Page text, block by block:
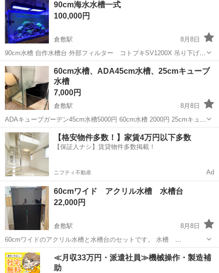
90cm海水水槽一式
100,000円
倉敷駅
8月8日
90cm水槽 自作水槽台 外部フィルター コトブキSV1200X 吊り下げ式
ライト2個 水流ポンプ MAXSPECT MJ GF2K プロテインスキマー
海道河童大 替えのフィルター、ウッドストーン有 ジャンクプロテイ
ンスキ...
岡山 倉敷市 倉敷駅 水槽
60cm水槽、ADA45cm水槽、25cmキューブ
水槽
7,000円
倉敷駅
8月8日
ADAキューブガーデン45cm水槽5000円 60cm水槽 2000円 25cmキュー
ブ水槽500円 3本まとめて購入いただける方は7000円でよろしくお願い
いたします。 25cmキューブは角にカケあります。 45cm水槽は...
岡山 倉敷市 倉敷駅 その他
【格安物件多数！】家賃4万円以下多数
【保証人ナシ】賃貸物件多数掲載！
ニフティ不動産 Ad
60cmワイド アクリル水槽 水槽台
22,000円
倉敷駅
8月8日
60cmワイドのアクリル水槽と水槽台のセットです。 水槽
60cm×45cm×45cm 水槽台 約61cm×約46cm×約70cm 低背面、側面カ
ッティングシートで黒になってます。 中古品のため傷等ありますが僕
は気にならない...
岡山 倉敷市 倉敷駅 その他
≪月収33万円・派遣社員≫機械操作・製造補
助